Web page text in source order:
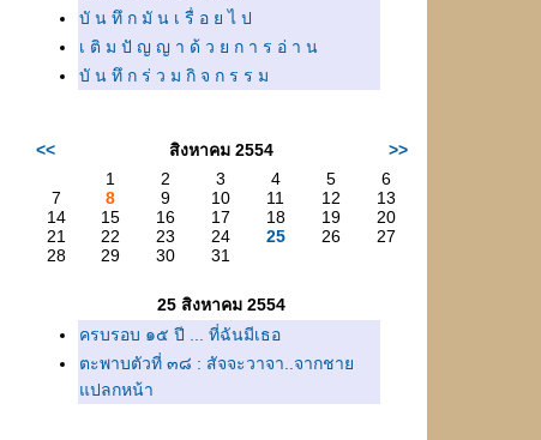
บั น ทึ ก มั น เ รื่ อ ย ไ ป
เ ติ ม ปั ญ ญ า ด้ ว ย ก า ร อ่ า น
บั น ทึ ก ร่ ว ม กิ จ ก ร ร ม
<< สิงหาคม 2554
>>
1
2 3 4 5
6
7
8 9 10 11 12
13
14
15 16 17 18 19
20
21
22 23 24 25 26
27
28
29 30 31
25 สิงหาคม 2554
ครบรอบ ๑๕ ปี ... ที่ฉันมีเธอ
ตะพาบตัวที่ ๓๘ : สัจจะวาจา..จากชา
ปลกหน้า